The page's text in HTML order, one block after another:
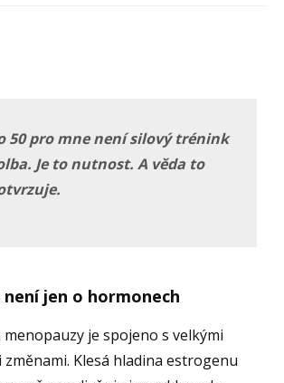
50 pro mne není silový trénink
Je to nutnost. A věda to
není jen o hormonech
je spojeno s velkými
Klesá hladina estrogenu